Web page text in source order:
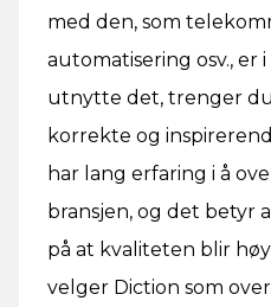
med den, som
automatisering osv., er i
utnytte det, trenger
korrekte og
har lang erfaring i å
bransjen, og det betyr
på at kvaliteten blir
velger Diction som